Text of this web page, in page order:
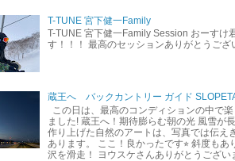
T-TUNE 宮下健一Family
T-TUNE 宮下健一Family Session おーすけ
す！！！ 最高のセッションありがとうご
蔵王へ バックカントリー ガイド
この日は、最高のコンディションの中で
ました! 蔵王へ！期待膨らむ朝の光 風雪が
作り上げた自然のアートは、写真では伝え
あります。 ここ！良かったです⭐︎ 斜度もあ
沢を滑走！ ヨウスケさんありがとうござい